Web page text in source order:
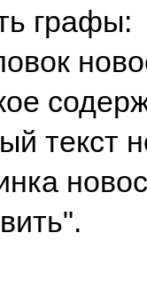
графы:
текст